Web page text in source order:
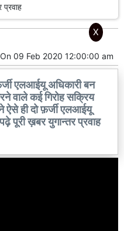
प्रवाह
On 09 Feb 2020 12:00:00 am
एलआईयू अधिकारी बन
वाले कई गिरोह सक्रिय
ऐसे ही दो फ़र्जी एलआईयू
पूरी ख़बर युगान्तर प्रवाह
X